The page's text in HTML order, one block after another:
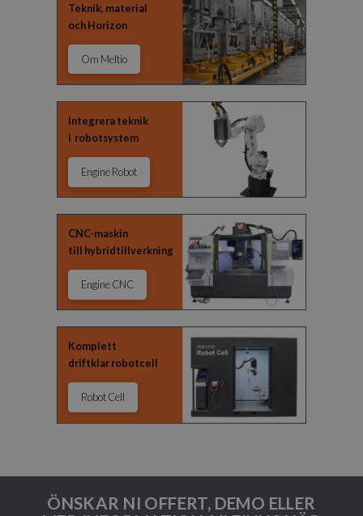
Teknik, material
och Horizon
Om Meltio
Integrera teknik
i robotsystem
Engine Robot
CNC-maskin
till hybridtillverkning
Engine CNC
Komplett
driftklar robotcell
Robot Cell
ÖNSKAR NI OFFERT, DEMO ELLER